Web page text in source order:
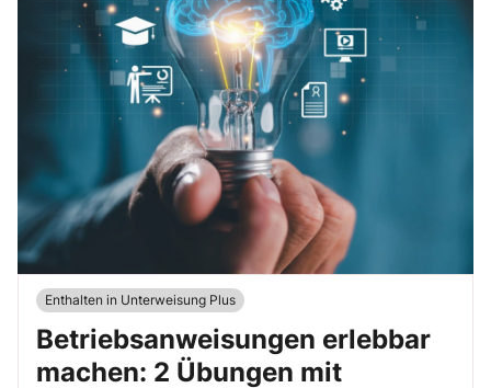
Enthalten in Unterweisung Plus
Betriebsanweisungen erlebbar
machen: 2 Übungen mit